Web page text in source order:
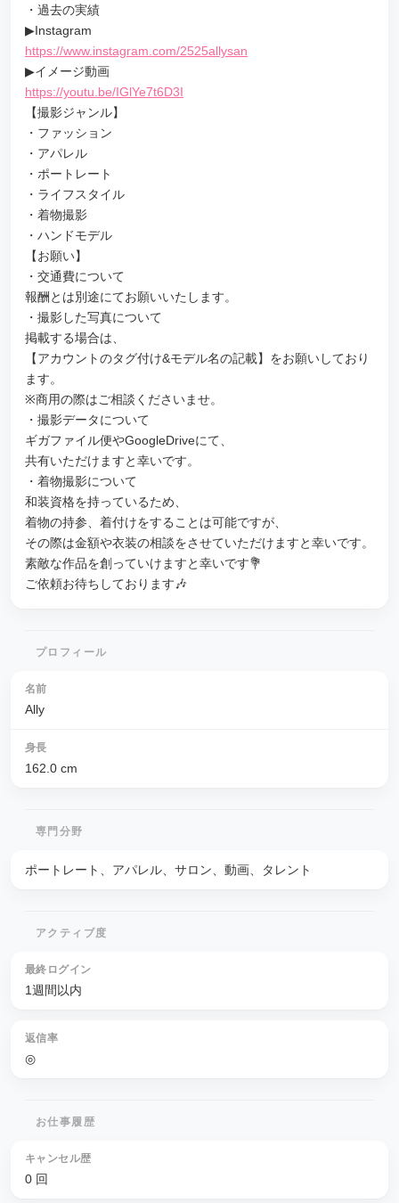
・過去の実績
▶︎Instagram
https://www.instagram.com/2525allysan
▶︎イメージ動画
https://youtu.be/IGlYe7t6D3I
【撮影ジャンル】
・ファッション
・アパレル
・ポートレート
・ライフスタイル
・着物撮影
・ハンドモデル
【お願い】
・交通費について
報酬とは別途にてお願いいたします。
・撮影した写真について
掲載する場合は、
【アカウントのタグ付け&モデル名の記載】をお願いしており
ます。
※商用の際はご相談くださいませ。
・撮影データについて
ギガファイル便やGoogleDriveにて、
共有いただけますと幸いです。
・着物撮影について
和装資格を持っているため、
着物の持参、着付けをすることは可能ですが、
その際は金額や衣装の相談をさせていただけますと幸いです。
素敵な作品を創っていけますと幸いです💐
ご依頼お待ちしております🎶
プロフィール
名前
Ally
身長
162.0 cm
専門分野
ポートレート、アパレル、サロン、動画、タレント
アクティブ度
最終ログイン
1週間以内
返信率
◎
お仕事履歴
キャンセル歴
0 回